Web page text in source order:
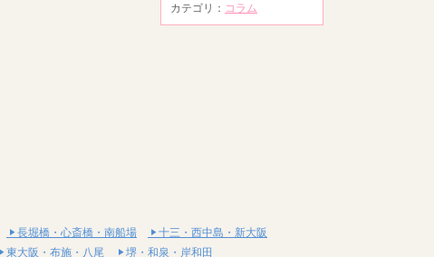
カテゴリ： コラム
長堀橋・心斎橋・南船場
十三・西中島・新大阪
東大阪・布施・八尾 堺・和泉・岸和田